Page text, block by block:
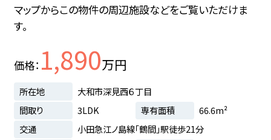
マップからこの物件の周辺施設などをご覧いただけま
す。
価格 1,890万円
所在地
大和市深見西６丁目
間取り
3LDK 専有面積
66.6m²
交通
小田急江ノ島線「鶴間」駅徒歩21分